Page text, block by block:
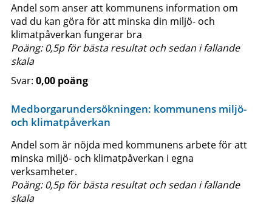
Andel som anser att kommunens information om
vad du kan göra för att minska din miljö- och
klimatpåverkan fungerar bra
Poäng: 0,5p för bästa resultat och sedan i fallande
skala
0,00 poäng
Medborgarundersökningen: kommunens miljö-
och klimatpåverkan
Andel som är nöjda med kommunens arbete för att
minska miljö- och klimatpåverkan i egna
verksamheter.
Poäng: 0,5p för bästa resultat och sedan i fallande
skala